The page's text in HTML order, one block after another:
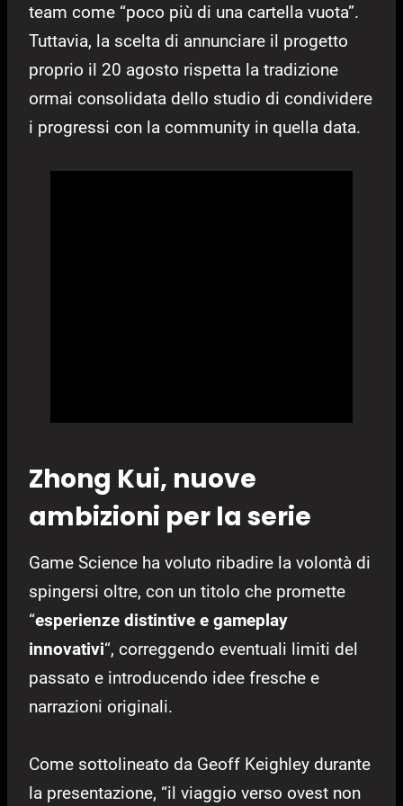
team come “poco più di una cartella vuota”.
Tuttavia, la scelta di annunciare il progetto
proprio il 20 agosto rispetta la tradizione
ormai consolidata dello studio di condividere
i progressi con la community in quella data.
Zhong Kui, nuove
ambizioni per la serie
Game Science ha voluto ribadire la volontà di
spingersi oltre, con un titolo che promette
“esperienze distintive e gameplay
innovativi“, correggendo eventuali limiti del
passato e introducendo idee fresche e
narrazioni originali.
Come sottolineato da Geoff Keighley durante
la presentazione, “il viaggio verso ovest non